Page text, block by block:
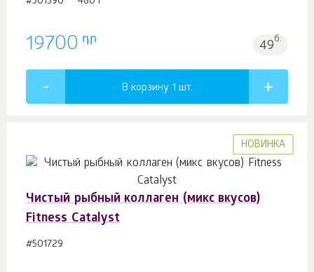
19700 դր 49б.
В корзину 1 шт.
НОВИНКА
Чистый рыбный коллаген (микс вкусов)
Fitness Catalyst
#501729